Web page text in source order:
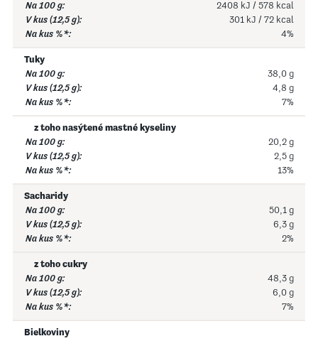
2408 kJ / 578 kcal
301 kJ / 72 kcal
4%
Tuky
38,0 g
4,8 g
7%
z toho nasýtené mastné kyseliny
20,2 g
2,5 g
13%
Sacharidy
50,1 g
6,3 g
2%
z toho cukry
48,3 g
6,0 g
7%
Bielkoviny